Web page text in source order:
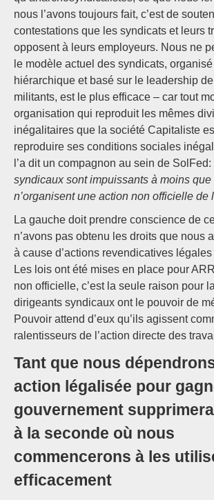
nous l’avons toujours fait, c’est de
contestations que les syndicats et leurs
opposent à leurs employeurs. Nous ne
le modèle actuel des syndicats,
hiérarchique et basé sur le leadership
militants, est le plus efficace – car tout
organisation qui reproduit les mêmes
inégalitaires que la société Capitaliste
reproduire ses conditions sociales
l’a dit un compagnon au sein de SolFed:
syndicaux sont impuissants à moins
n’organisent une action non officielle de
La gauche doit prendre conscience de
n’avons pas obtenu les droits que nous
à cause d’actions revendicatives
Les lois ont été mises en place pour
non officielle, c’est la seule raison pour
dirigeants syndicaux ont le pouvoir de
Pouvoir attend d’eux qu’ils agissent
ralentisseurs de l’action directe des
Tant que nous
action légalisée pour
gouvernement
à la seconde où nous
commencerons à les
efficacement